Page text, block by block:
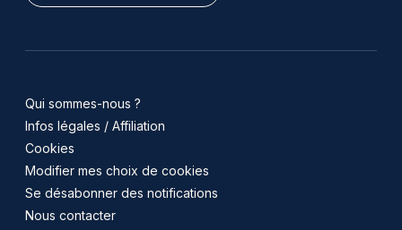
Qui sommes-nous ?
Infos légales / Affiliation
Cookies
Modifier mes choix de cookies
Se désabonner des notifications
Nous contacter